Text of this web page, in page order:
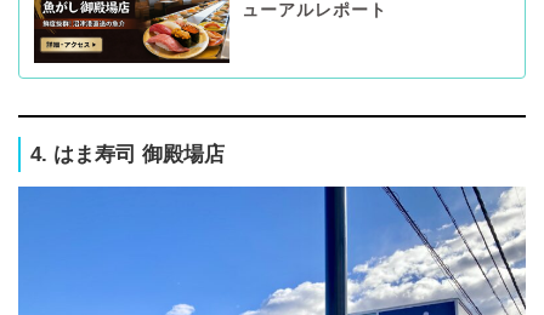
ューアルレポート
4. はま寿司 御殿場店